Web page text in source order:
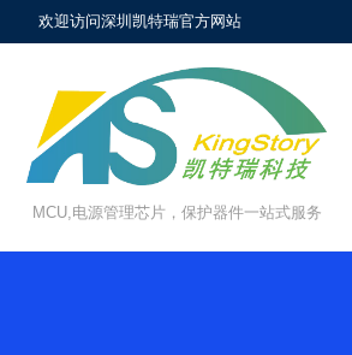
欢迎访问深圳凯特瑞官方网站
MCU,电源管理芯片，保护器件一站式服务